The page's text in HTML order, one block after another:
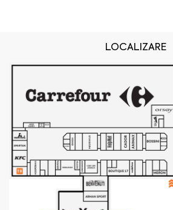
LOCALIZARE